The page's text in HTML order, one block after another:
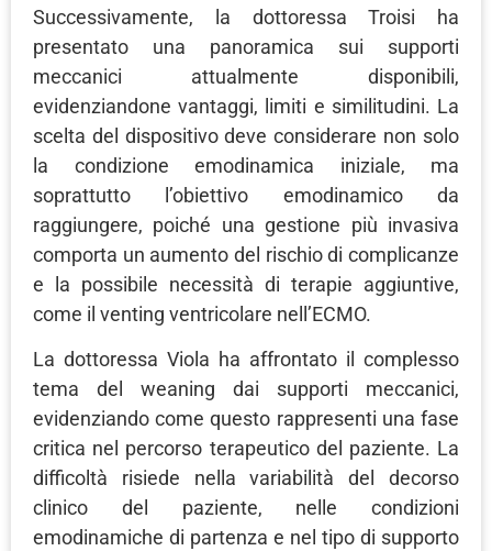
Successivamente, la dottoressa Troisi ha
presentato una panoramica sui supporti
meccanici attualmente disponibili,
evidenziandone vantaggi, limiti e similitudini. La
scelta del dispositivo deve considerare non solo
la condizione emodinamica iniziale, ma
soprattutto l’obiettivo emodinamico da
raggiungere, poiché una gestione più invasiva
comporta un aumento del rischio di complicanze
e la possibile necessità di terapie aggiuntive,
come il venting ventricolare nell’ECMO.
La dottoressa Viola ha affrontato il complesso
tema del weaning dai supporti meccanici,
evidenziando come questo rappresenti una fase
critica nel percorso terapeutico del paziente. La
difficoltà risiede nella variabilità del decorso
clinico del paziente, nelle condizioni
emodinamiche di partenza e nel tipo di supporto